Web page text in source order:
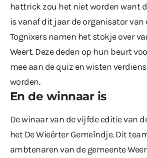
hattrick zou het niet worden want
is vanaf dit jaar de organisator van
Tognixers namen het stokje over
Weert. Deze deden op hun beurt
mee aan de quiz en wisten
worden.
En de winnaar is
De winaar van de vijfde editie van
het De Wieërter Gemeîndje. Dit
ambtenaren van de gemeente